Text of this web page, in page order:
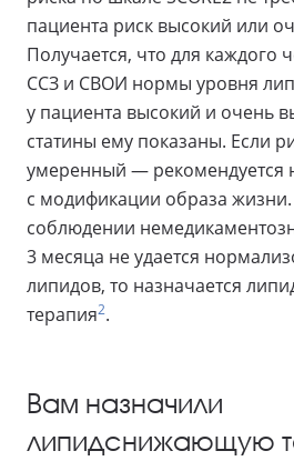
пациента риск высокий или
Получается, что для каждого
ССЗ и СВОИ нормы уровня
у пациента высокий и очень
статины ему показаны. Если
умеренный — рекомендуется
с модификации образа
соблюдении
3 месяца не удается
липидов, то назначается
терапия2.
Вам назначили
липидснижающую